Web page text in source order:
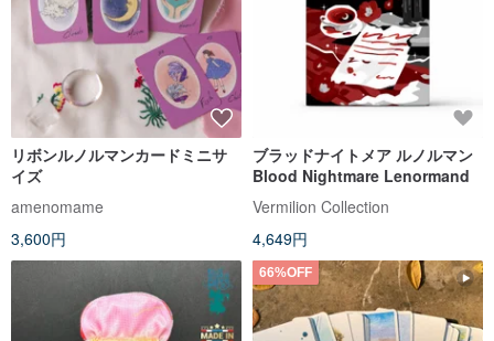
リボンルノルマンカードミニサ
イズ
amenomame
3,600円
ブラッドナイトメア ルノルマン
Blood Nightmare Lenormand
Vermilion Collection
4,649円
66%OFF